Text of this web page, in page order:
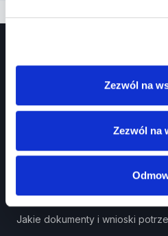
Zezwól na
Zezwól na
Kurs Teorii Prawo Jazdy przez
Jak zdać prawo jazdy?
Jakie dokumenty i wnioski